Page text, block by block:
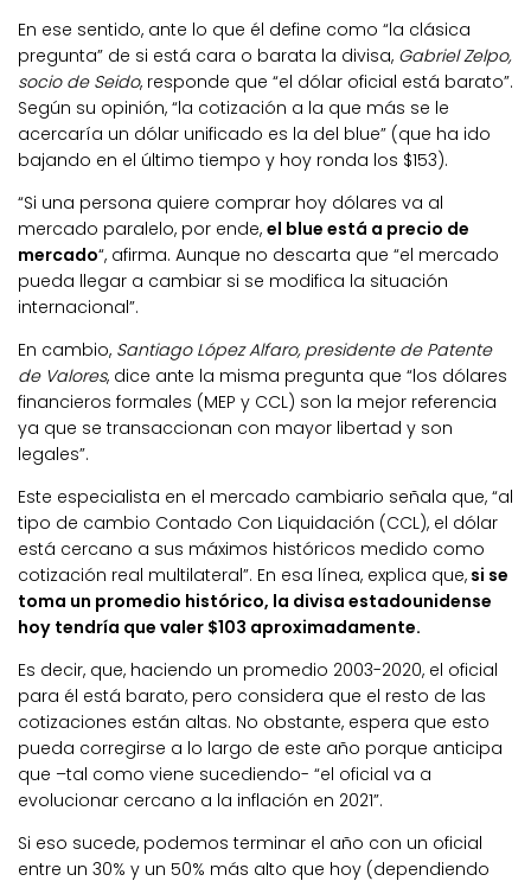
En ese sentido, ante lo que él define como “la clásica
pregunta” de si está cara o barata la divisa, Gabriel Zelpo,
socio de Seido, responde que “el dólar oficial está barato”.
Según su opinión, “la cotización a la que más se le
acercaría un dólar unificado es la del blue” (que ha ido
bajando en el último tiempo y hoy ronda los $153).
“Si una persona quiere comprar hoy dólares va al
mercado paralelo, por ende, el blue está a precio de
mercado“, afirma. Aunque no descarta que “el mercado
pueda llegar a cambiar si se modifica la situación
internacional”.
En cambio, Santiago López Alfaro, presidente de Patente
de Valores, dice ante la misma pregunta que “los dólares
financieros formales (MEP y CCL) son la mejor referencia
ya que se transaccionan con mayor libertad y son
legales”.
Este especialista en el mercado cambiario señala que, “al
tipo de cambio Contado Con Liquidación (CCL), el dólar
está cercano a sus máximos históricos medido como
cotización real multilateral”. En esa línea, explica que, si se
toma un promedio histórico, la divisa estadounidense
hoy tendría que valer $103 aproximadamente.
Es decir, que, haciendo un promedio 2003-2020, el oficial
para él está barato, pero considera que el resto de las
cotizaciones están altas. No obstante, espera que esto
pueda corregirse a lo largo de este año porque anticipa
que –tal como viene sucediendo- “el oficial va a
evolucionar cercano a la inflación en 2021”.
Si eso sucede, podemos terminar el año con un oficial
entre un 30% y un 50% más alto que hoy (dependiendo